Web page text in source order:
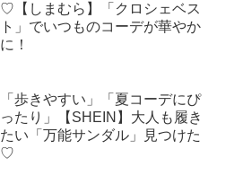
♡【しまむら】「クロシェベス
ト」でいつものコーデが華やか
に！
「歩きやすい」「夏コーデにぴ
ったり」【SHEIN】大人も履き
たい「万能サンダル」見つけた
♡